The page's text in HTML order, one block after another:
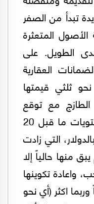
تبدأ من الصفر
الأصول المتعثرة
الطويل. على
العقارية
ثلثي قيمتها
الطازج مع توقع
عودة أسعار العقار إلى مستويات ما قبل 20
التي زادت
سنة، لم يبق منها حالياً إلا
واعادة تكوينها
اكثر (أي نحو